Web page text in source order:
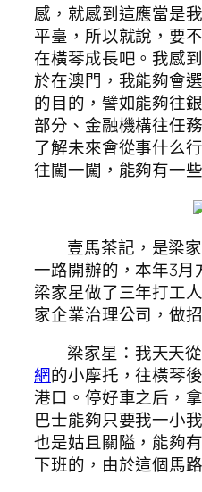
感，就感到這應當是
平臺，所以就說，要
在橫琴成長吧。我感
於在澳門，我能夠會
的目的，譬如能夠往
部分、金融機構往任
了解未來會從事什么
往闖一闖，能夠有一
壹馬茶記，是梁
一路開辦的，本年3月
梁家星做了三年打工人
家企業治理公司，做
梁家星：我天天
網的小摩托，往橫琴
港口。停好車之后，
巴士能夠只要我一小
也是姑且關隘，能夠
下班的，由於這個馬